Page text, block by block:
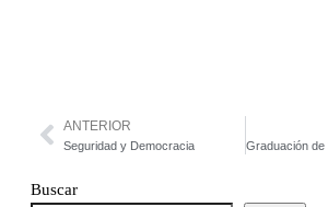
ANTERIOR
Seguridad y Democracia
Buscar